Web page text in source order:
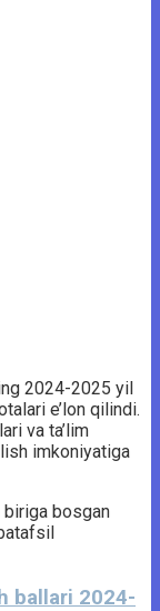
2024-2025 yil
e’lon qilindi.
va ta’lim
imkoniyatiga
biriga bosgan
ballari 2024-